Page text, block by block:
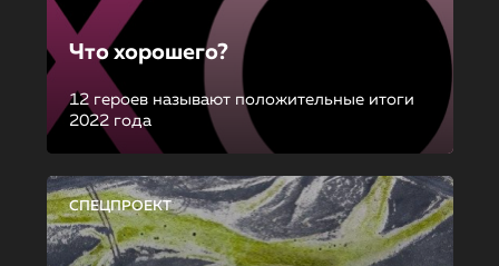
Что хорошего?
12 героев называют положительные итоги
2022 года
СПЕЦПРОЕКТ